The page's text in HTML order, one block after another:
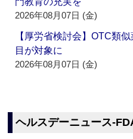
2026年08月07日 (金)
【厚労省検討会】OTC類
目が対象に
2026年08月07日 (金)
ヘルスデーニュース